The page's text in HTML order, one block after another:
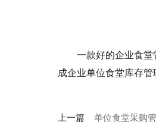
一款好的企业食
成企业单位食堂库存管
上一篇 单位食堂采购